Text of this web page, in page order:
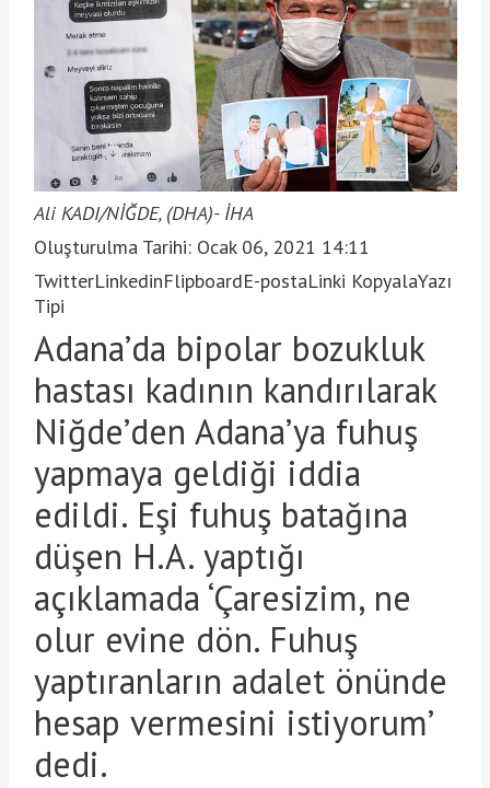
Ali KADI/NİĞDE, (DHA)- İHA
Oluşturulma Tarihi: Ocak 06, 2021 14:11
TwitterLinkedinFlipboardE-postaLinki KopyalaYazı
Tipi
Adana’da bipolar bozukluk
hastası kadının kandırılarak
Niğde’den Adana’ya fuhuş
yapmaya geldiği iddia
edildi. Eşi fuhuş batağına
düşen H.A. yaptığı
açıklamada ‘Çaresizim, ne
olur evine dön. Fuhuş
yaptıranların adalet önünde
hesap vermesini istiyorum’
dedi.